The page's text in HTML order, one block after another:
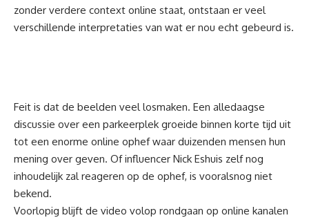
zonder verdere context online staat, ontstaan er veel
verschillende interpretaties van wat er nou echt gebeurd is.
Feit is dat de beelden veel losmaken. Een alledaagse
discussie over een parkeerplek groeide binnen korte tijd uit
tot een enorme online ophef waar duizenden mensen hun
mening over geven. Of influencer Nick Eshuis zelf nog
inhoudelijk zal reageren op de ophef, is vooralsnog niet
bekend.
Voorlopig blijft de video volop rondgaan op online kanalen